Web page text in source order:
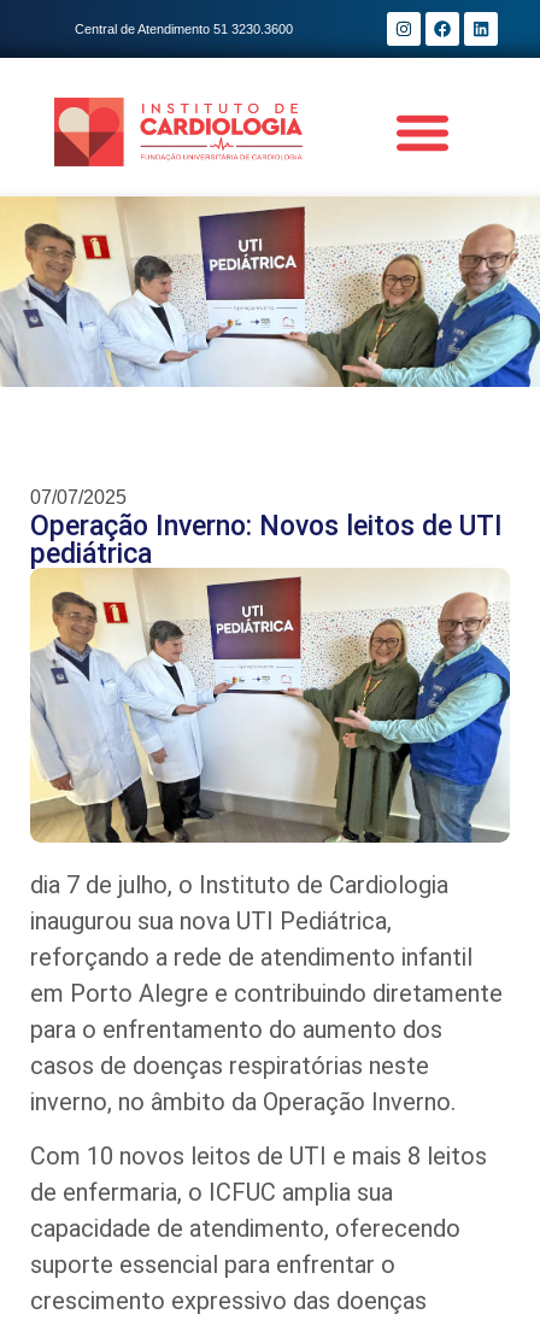
Central de Atendimento 51 3230.3600
07/07/2025
Operação Inverno: Novos leitos de UTI
pediátrica
dia 7 de julho, o Instituto de Cardiologia
inaugurou sua nova UTI Pediátrica,
reforçando a rede de atendimento infantil
em Porto Alegre e contribuindo diretamente
para o enfrentamento do aumento dos
casos de doenças respiratórias neste
inverno, no âmbito da Operação Inverno.
Com 10 novos leitos de UTI e mais 8 leitos
de enfermaria, o ICFUC amplia sua
capacidade de atendimento, oferecendo
suporte essencial para enfrentar o
crescimento expressivo das doenças